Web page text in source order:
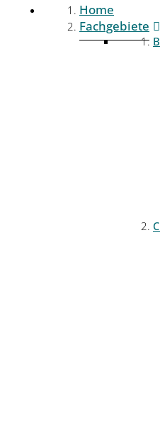
Home
Fachgebiete